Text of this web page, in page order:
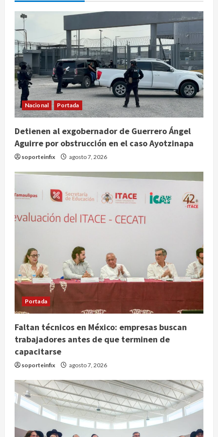
Nacional Portada
Detienen al exgobernador de Guerrero Ángel
Aguirre por obstrucción en el caso Ayotzinapa
soporteinfix agosto 7, 2026
Portada
Faltan técnicos en México: empresas buscan
trabajadores antes de que terminen de
capacitarse
soporteinfix agosto 7, 2026
2
SMN pronostica lluvias intensas,
granizo y calor extremo para este 7
de agosto
agosto 7, 2026
Internacional
Christopher Landau desmiente